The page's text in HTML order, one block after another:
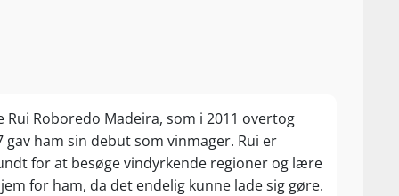
Roboredo Madeira, som i 2011 overtog
ham sin debut som vinmager. Rui er
for at besøge vindyrkende regioner og lære
for ham, da det endelig kunne lade sig gøre.